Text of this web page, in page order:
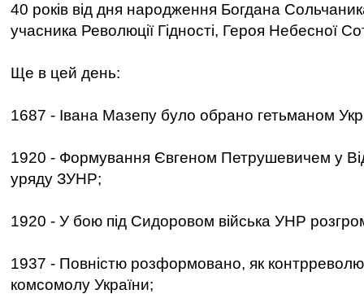
40 років від дня народження Богдана
учасника Революції Гідності, Героя Небесної
Ще в цей день:
1687 - Івана Мазепу було обрано гетьманом
1920 - Формування Євгеном Петрушевичем у
уряду ЗУНР;
1920 - У бою під Сидоровом війська УНР
1937 - Повністю розформовано, як
комсомолу України;